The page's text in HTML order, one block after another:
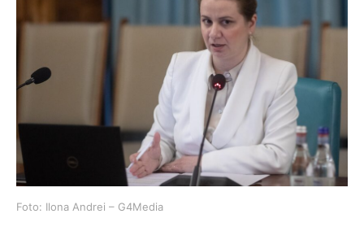
Foto: Ilona Andrei – G4Media